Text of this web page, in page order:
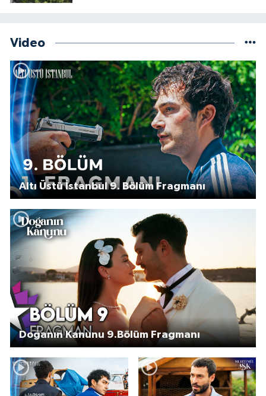
Video
Altı Üstü İstanbul 9. Bölüm Fragmanı
Doğanın Kanunu 9.Bölüm Fragmanı